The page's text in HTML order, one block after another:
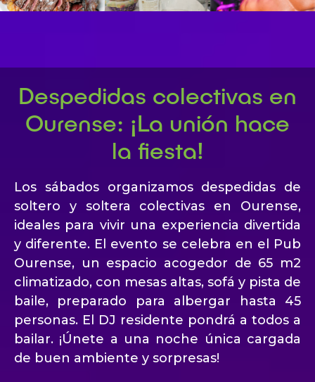
Despedidas colectivas en
Ourense: ¡La unión hace
la fiesta!
Los sábados organizamos despedidas de
soltero y soltera colectivas en Ourense,
ideales para vivir una experiencia divertida
y diferente. El evento se celebra en el Pub
Ourense, un espacio acogedor de 65 m2
climatizado, con mesas altas, sofá y pista de
baile, preparado para albergar hasta 45
personas. El DJ residente pondrá a todos a
bailar. ¡Únete a una noche única cargada
de buen ambiente y sorpresas!